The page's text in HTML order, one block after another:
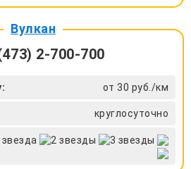
Вулкан
2-700-700
от 30 руб./км
круглосуточно